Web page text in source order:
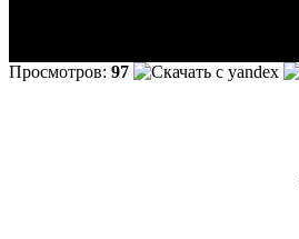
Просмотров: 97